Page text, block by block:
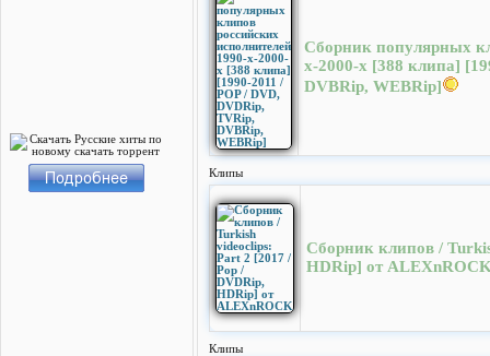
Сборник популярных
х-2000-х [388 клипа]
DVBRip, WEBRip]
Клипы
Сборник клипов /
HDRip] от
Клипы